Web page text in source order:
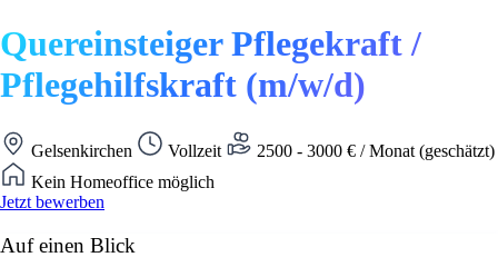
Quereinsteiger Pflegekraft /
Pflegehilfskraft (m/w/d)
Gelsenkirchen Vollzeit
2500 - 3000 € / Monat (geschätzt)
Kein Homeoffice möglich
Jetzt bewerben
Auf einen Blick